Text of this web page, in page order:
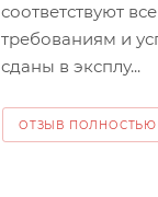
соответствуют
требованиям и
сданы в эксплу...
ОТЗЫВ ПОЛНОСТЬЮ